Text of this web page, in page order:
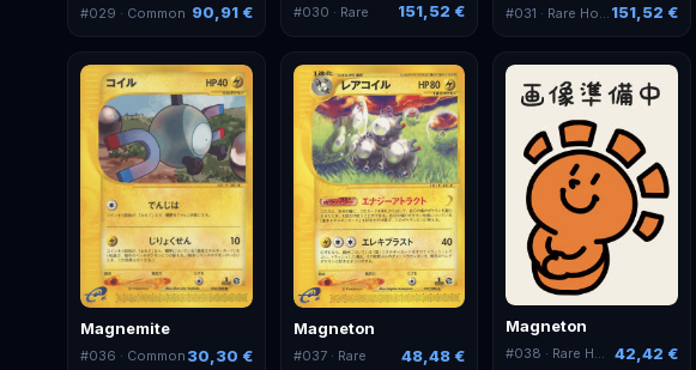
#029 · Common 90,91 € #030 · Rare 151,52 € #031 · Rare Holo 151,52 €
Magnemite
#036 · Common 30,30 €
Magneton
#037· Rare 48,48 €
Magneton
#038 · Rare Holo 42,42 €